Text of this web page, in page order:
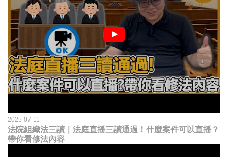
2025-07-11
法院組織法三讀｜法庭直播三讀通過！什麼案件可以直播？
帶你看修法內容